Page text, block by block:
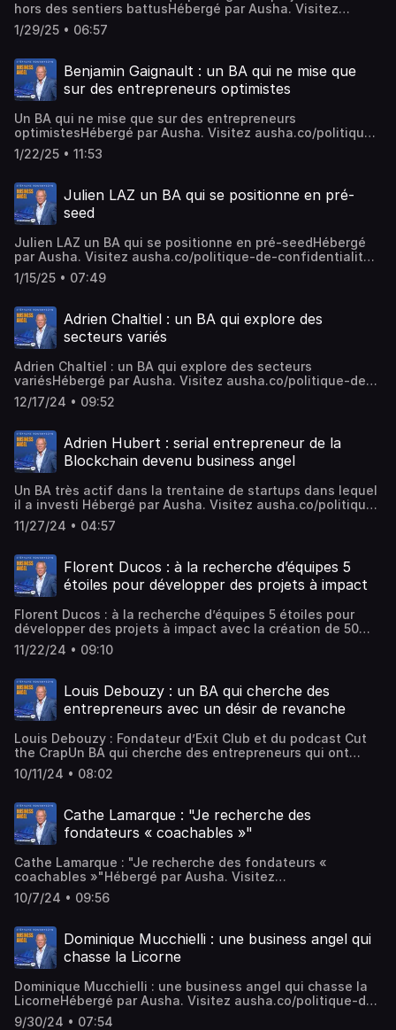
hors des sentiers battusHébergé par Ausha. Visitez
ausha.co/politique-de-confidentialite pour plus
d'informations.
1/29/25 • 06:57
Benjamin Gaignault : un BA qui ne mise que
sur des entrepreneurs optimistes
Un BA qui ne mise que sur des entrepreneurs
optimistesHébergé par Ausha. Visitez ausha.co/politique-
de-confidentialite pour plus d'informations.
1/22/25 • 11:53
Julien LAZ un BA qui se positionne en pré-
seed
Julien LAZ un BA qui se positionne en pré-seedHébergé
par Ausha. Visitez ausha.co/politique-de-confidentialite
pour plus d'informations.
1/15/25 • 07:49
Adrien Chaltiel : un BA qui explore des
secteurs variés
Adrien Chaltiel : un BA qui explore des secteurs
variésHébergé par Ausha. Visitez ausha.co/politique-de-
confidentialite pour plus d'informations.
12/17/24 • 09:52
Adrien Hubert : serial entrepreneur de la
Blockchain devenu business angel
Un BA très actif dans la trentaine de startups dans lequel
il a investi Hébergé par Ausha. Visitez ausha.co/politique-
de-confidentialite pour plus d'informations.
11/27/24 • 04:57
Florent Ducos : à la recherche d’équipes 5
étoiles pour développer des projets à impact
Florent Ducos : à la recherche d’équipes 5 étoiles pour
développer des projets à impact avec la création de 50
Partners ImpactHébergé par Ausha. Visitez
ausha.co/politique-de-confidentialite pour plus
11/22/24 • 09:10
Louis Debouzy : un BA qui cherche des
entrepreneurs avec un désir de revanche
Louis Debouzy : Fondateur d’Exit Club et du podcast Cut
the CrapUn BA qui cherche des entrepreneurs qui ont
vécu un traumatisme et/ou qui ont un désir de revanche
Hébergé par Ausha. Visitez ausha.co/politique-de-
10/11/24 • 08:02
Cathe Lamarque : "Je recherche des
fondateurs « coachables »"
Cathe Lamarque : "Je recherche des fondateurs «
coachables »"Hébergé par Ausha. Visitez
ausha.co/politique-de-confidentialite pour plus
d'informations.
10/7/24 • 09:56
Dominique Mucchielli : une business angel qui
chasse la Licorne
Dominique Mucchielli : une business angel qui chasse la
LicorneHébergé par Ausha. Visitez ausha.co/politique-de-
confidentialite pour plus d'informations.
9/30/24 • 07:54